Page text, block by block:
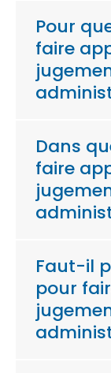
Pour
faire
Dans
faire
Faut-il
pour